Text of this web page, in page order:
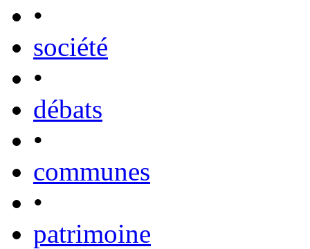
•
société
•
débats
•
communes
•
patrimoine